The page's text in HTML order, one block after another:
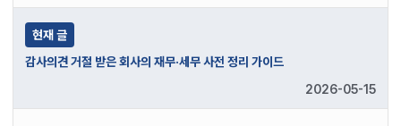
현재 글
감사의견 거절 받은 회사의 재무·세무 사전 정리 가이드
2026-05-15